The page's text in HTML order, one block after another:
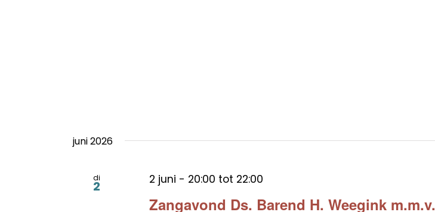
juni 2026
di
2
Zangavond Ds. Barend H. Weegink m.m.v.
2 juni - 20:00 tot 22:00